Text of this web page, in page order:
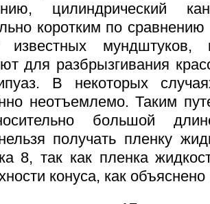
цилиндрический
коротким по
мундштуков,
для разбрызгивания
В некоторых
неотъемлемо. Таким
большой
получать пленку
8, так как пленка
конуса, как